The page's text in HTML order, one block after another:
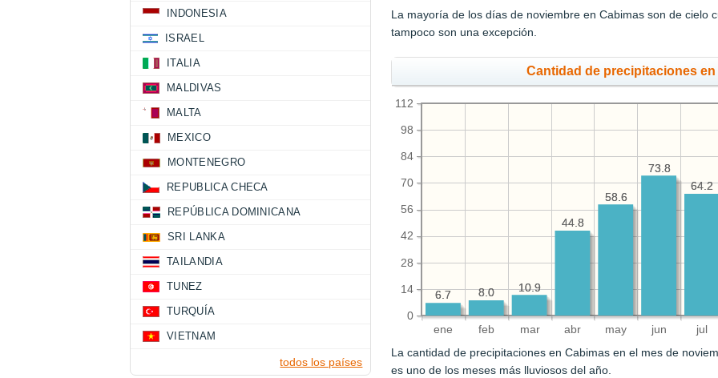
La mayoría de los días de noviembre en Cabimas son de cielo
tampoco son una excepción.
Cantidad de precipitaciones
ene feb mar abr may jun jul
0
14
28
42
56
70
84
98
112
64.2
73.8
58.6
44.8
10.9
8.0
6.7
64.2
73.8
58.6
44.8
10.9
8.0
6.7
La cantidad de precipitaciones en Cabimas en el mes de
es uno de los meses más lluviosos del año.
INDONESIA
ISRAEL
ITALIA
MALDIVAS
MALTA
MEXICO
MONTENEGRO
REPUBLICA CHECA
REPÚBLICA DOMINICANA
SRI LANKA
TAILANDIA
TUNEZ
TURQUÍA
VIETNAM
todos los países